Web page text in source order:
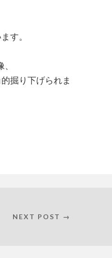
す。
掘り下げられま
NEXT POST →